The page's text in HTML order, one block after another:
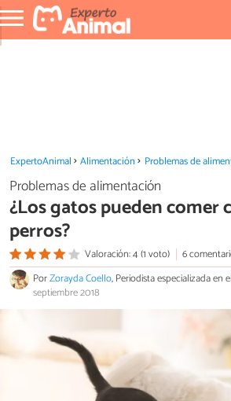
ExpertoAnimal Alimentación Problemas de
Problemas de alimentación
¿Los gatos pueden comer
perros?
Valoración: 4 (1 voto)
6
PorZorayda Coello, Periodista especializada en
septiembre 2018